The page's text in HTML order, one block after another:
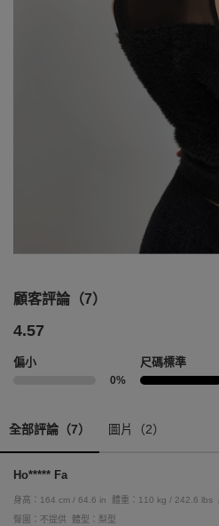
顧客評論（7）
4.57
偏小
0%
尺碼標準
全部評論（7） 圖片（2）
Ho***** Fa
身高：164 cm / 64.6 in 體重：110 kg / 242.6 lbs
臀圍：不提供
體型：梨型